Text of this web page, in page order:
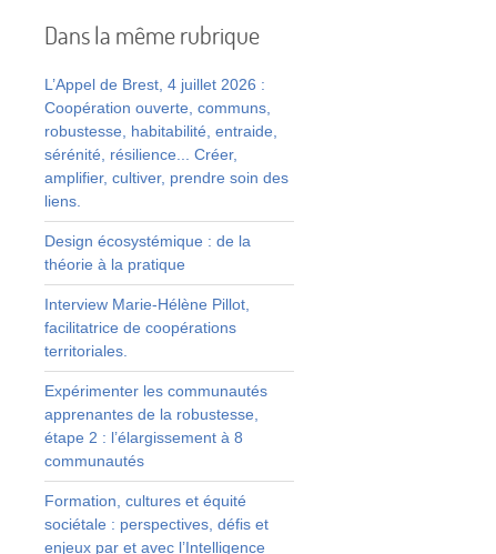
Dans la même rubrique
L’Appel de Brest, 4 juillet 2026 :
Coopération ouverte, communs,
robustesse, habitabilité, entraide,
sérénité, résilience... Créer,
amplifier, cultiver, prendre soin des
liens.
Design écosystémique : de la
théorie à la pratique
Interview Marie-Hélène Pillot,
facilitatrice de coopérations
territoriales.
Expérimenter les communautés
apprenantes de la robustesse,
étape 2 : l’élargissement à 8
communautés
Formation, cultures et équité
sociétale : perspectives, défis et
enjeux par et avec l’Intelligence